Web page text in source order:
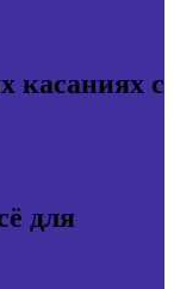
касаниях с
для